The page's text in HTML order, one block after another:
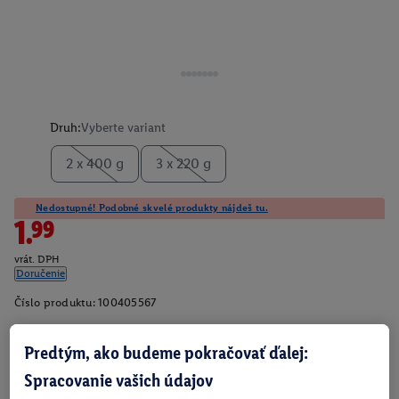
Druh:Vyberte variant
2 x 400 g 3 x 220 g
Nedostupné! Podobné skvelé produkty nájdeš tu.
1.99
vrát. DPH
Doručenie
Číslo produktu: 100405567
O produkte
Predtým, ako budeme pokračovať ďalej:
Spracovanie vašich údajov